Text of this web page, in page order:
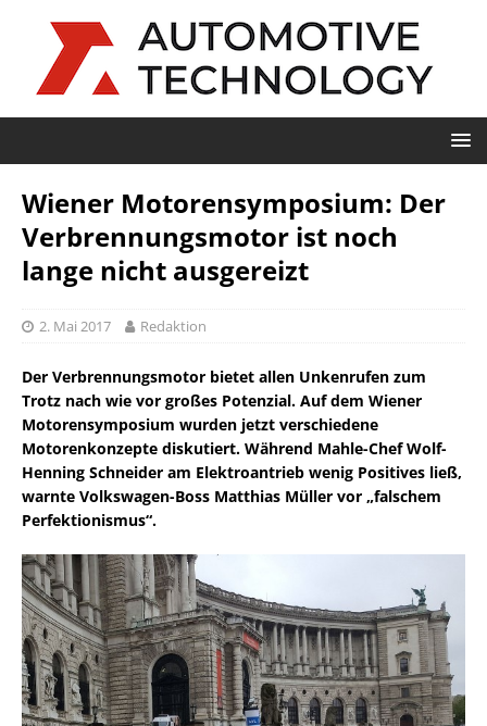
Wiener Motorensymposium: Der
Verbrennungsmotor ist noch
lange nicht ausgereizt
2. Mai 2017 Redaktion
Der Verbrennungsmotor bietet allen Unkenrufen zum
Trotz nach wie vor großes Potenzial. Auf dem Wiener
Motorensymposium wurden jetzt verschiedene
Motorenkonzepte diskutiert. Während Mahle-Chef Wolf-
Henning Schneider am Elektroantrieb wenig Positives ließ,
warnte Volkswagen-Boss Matthias Müller vor „falschem
Perfektionismus“.